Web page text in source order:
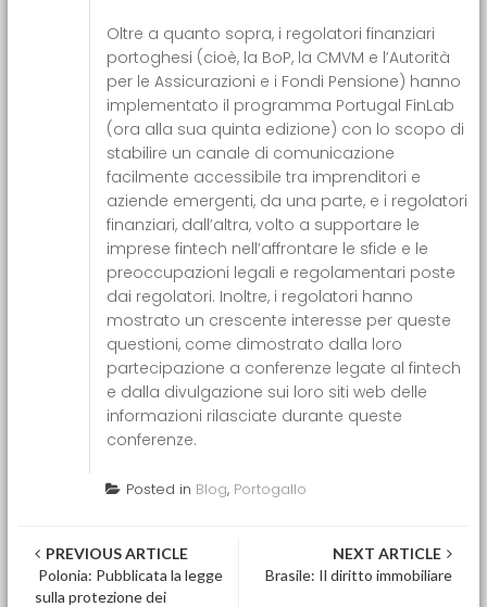
Oltre a quanto sopra, i regolatori finanziari
portoghesi (cioè, la BoP, la CMVM e l’Autorità
per le Assicurazioni e i Fondi Pensione) hanno
implementato il programma Portugal FinLab
(ora alla sua quinta edizione) con lo scopo di
stabilire un canale di comunicazione
facilmente accessibile tra imprenditori e
aziende emergenti, da una parte, e i regolatori
finanziari, dall’altra, volto a supportare le
imprese fintech nell’affrontare le sfide e le
preoccupazioni legali e regolamentari poste
dai regolatori. Inoltre, i regolatori hanno
mostrato un crescente interesse per queste
questioni, come dimostrato dalla loro
partecipazione a conferenze legate al fintech
e dalla divulgazione sui loro siti web delle
informazioni rilasciate durante queste
conferenze.
Posted in Blog, Portogallo
Post navigation
PREVIOUS ARTICLE
Polonia: Pubblicata la legge
sulla protezione dei
NEXT ARTICLE
Brasile: Il diritto immobiliare